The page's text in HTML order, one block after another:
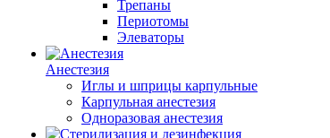
Трепаны
Периотомы
Элеваторы
Анестезия
Иглы и шприцы карпульные
Карпульная анестезия
Одноразовая анестезия